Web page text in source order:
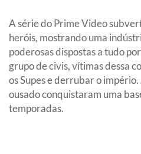
A série do Prime Video
heróis, mostrando uma
poderosas dispostas a tudo
grupo de civis, vítimas dessa
os Supes e derrubar o
ousado conquistaram uma
temporadas.